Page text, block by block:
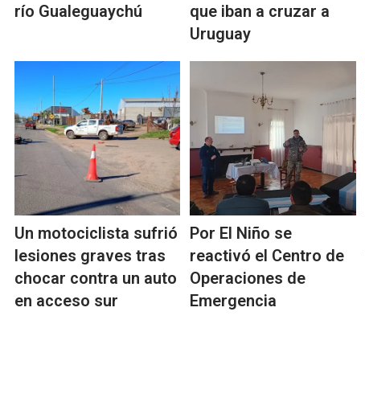
río Gualeguaychú
que iban a cruzar a
Uruguay
Un motociclista sufrió
lesiones graves tras
chocar contra un auto
en acceso sur
Por El Niño se
reactivó el Centro de
Operaciones de
Emergencia